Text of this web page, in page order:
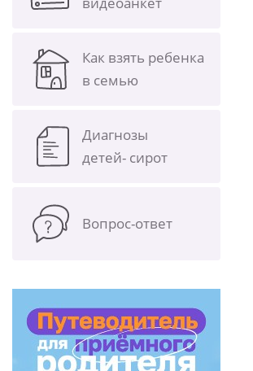
Как взять ребенка
в семью
Диагнозы
детей- сирот
Вопрос-ответ